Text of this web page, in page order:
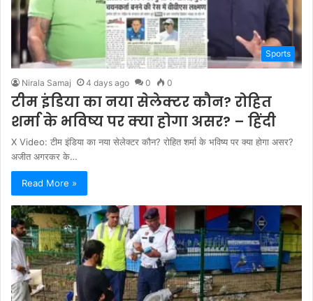
Sports
Nirala Samaj 4 days ago 0 0
टीम इंडिया का नया सेलेक्टर कौन? रोहित
शर्मा के भविष्य पर क्या होगा असर? – हिंदी
X Video: टीम इंडिया का नया सेलेक्टर कौन? रोहित शर्मा के भविष्य पर क्या होगा असर?
अजीत अगरकर के…
Read More »